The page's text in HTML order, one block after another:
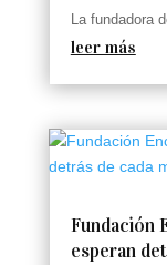
La fundadora
leer más
Fundación
esperan